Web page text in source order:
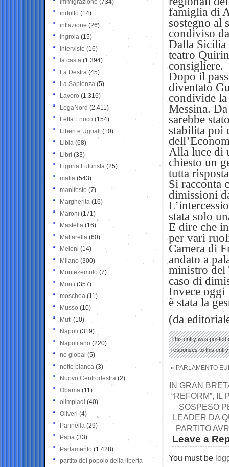
famiglia di
sostegno al
condiviso
Dalla Sicilia
teatro
consigliere.
Dopo il
diventato
condivide
Messina.
sarebbe
stabilita poi
Alla luce di
chiesto un
tutta
Si racconta
dimissioni
stata solo
E dire che
per vari
Camera di
andato a
ministro del
caso di
Invece oggi
è stata la
(da
This entry was posted
responses to this
« PARLAMENTO
IN GRAN
“REFORM”, IL
SOSPESO
LEADER DA
PARTITO
Leave a
You must be
Immigrazione (734)
indulto (14)
inflazione (26)
Ingroia (15)
Interviste (16)
la casta (1.394)
La Destra (45)
La Sapienza (5)
Lavoro (1.316)
LegaNord (2.411)
Letta Enrico (154)
Liberi e Uguali (10)
Libia (68)
Libri (33)
Liguria Futurista (25)
mafia (543)
manifesto (7)
Margherita (16)
Maroni (171)
Mastella (16)
Mattarella (60)
Meloni (14)
Milano (300)
Montezemolo (7)
Monti (357)
moschea (11)
Musso (10)
Muti (10)
Napoli (319)
Napolitano (220)
no global (5)
notte bianca (3)
Nuovo Centrodestra (2)
Obama (11)
olimpiadi (40)
Oliveri (4)
Pannella (29)
Papa (33)
Parlamento (1.428)
partito del popolo della libertà